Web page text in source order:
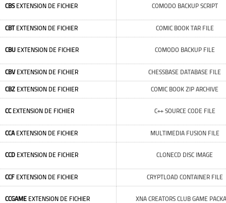
CBSEXTENSION DE FICHIER COMODO BACKUP SCRIPT
CBTEXTENSION DE FICHIER COMIC BOOK TAR FILE
CBU EXTENSION DE FICHIER COMODO BACKUP FILE
CBVEXTENSION DE FICHIER CHESSBASE DATABASE FILE
CBZ EXTENSION DE FICHIER COMIC BOOK ZIP ARCHIVE
CCEXTENSION DE FICHIER C++ SOURCE CODE FILE
CCAEXTENSION DE FICHIER MULTIMEDIA FUSION FILE
CCD EXTENSION DE FICHIER CLONECD DISC IMAGE
CCF EXTENSION DE FICHIER CRYPTLOAD CONTAINER FILE
CCGAME EXTENSION DE FICHIER XNA CREATORS CLUB GAME